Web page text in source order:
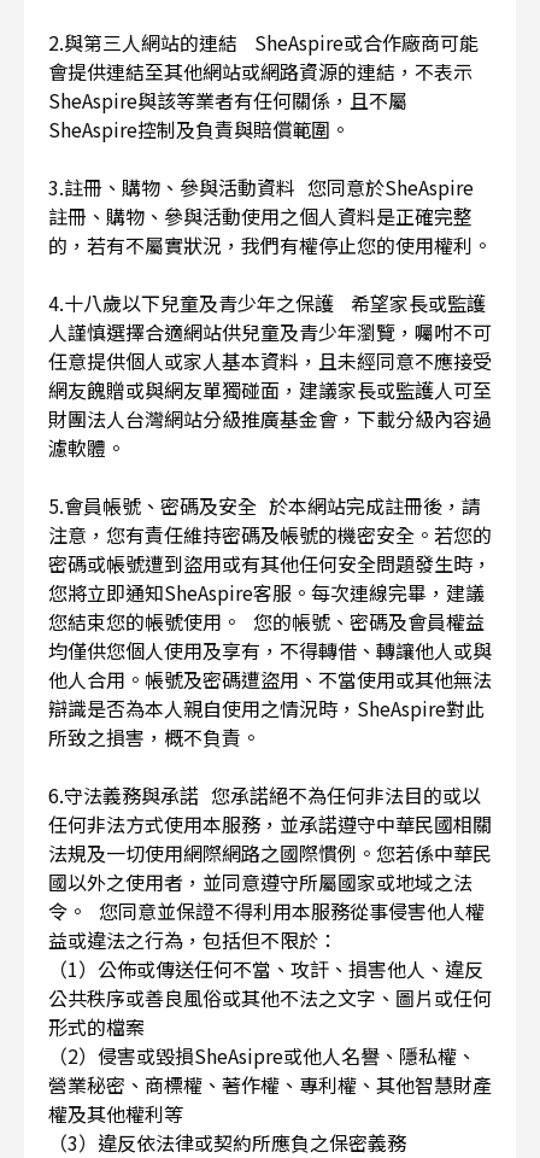
2.與第三人網站的連結 SheAspire或合作廠商可能
會提供連結至其他網站或網路資源的連結，不表示
SheAspire與該等業者有任何關係，且不屬
SheAspire控制及負責與賠償範圍。
3.註冊、購物、參與活動資料 您同意於SheAspire
註冊、購物、參與活動使用之個人資料是正確完整
的，若有不屬實狀況，我們有權停止您的使用權利。
4.十八歲以下兒童及青少年之保護 希望家長或監護
人謹慎選擇合適網站供兒童及青少年瀏覽，囑咐不可
任意提供個人或家人基本資料，且未經同意不應接受
網友餽贈或與網友單獨碰面，建議家長或監護人可至
財團法人台灣網站分級推廣基金會，下載分級內容過
濾軟體。
5.會員帳號、密碼及安全 於本網站完成註冊後，請
注意，您有責任維持密碼及帳號的機密安全。若您的
密碼或帳號遭到盜用或有其他任何安全問題發生時，
您將立即通知SheAspire客服。每次連線完畢，建議
您結束您的帳號使用。 您的帳號、密碼及會員權益
均僅供您個人使用及享有，不得轉借、轉讓他人或與
他人合用。帳號及密碼遭盜用、不當使用或其他無法
辯識是否為本人親自使用之情況時，SheAspire對此
所致之損害，概不負責。
6.守法義務與承諾 您承諾絕不為任何非法目的或以
任何非法方式使用本服務，並承諾遵守中華民國相關
法規及一切使用網際網路之國際慣例。您若係中華民
國以外之使用者，並同意遵守所屬國家或地域之法
令。 您同意並保證不得利用本服務從事侵害他人權
益或違法之行為，包括但不限於：
（1）公佈或傳送任何不當、攻訐、損害他人、違反
公共秩序或善良風俗或其他不法之文字、圖片或任何
形式的檔案
（2）侵害或毀損SheAsipre或他人名譽、隱私權、
營業秘密、商標權、著作權、專利權、其他智慧財產
權及其他權利等
（3）違反依法律或契約所應負之保密義務